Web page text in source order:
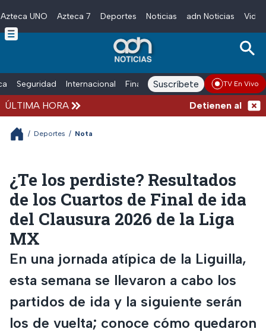
Skip to main content
Azteca UNO Azteca 7 Deportes Noticias adn Noticias
Seguridad Internacional Finanzas adn Noticias Radio
Suscríbete TV En Vivo
ÚLTIMA HORA Detienen al
/ Deportes / Nota
¿Te los perdiste? Resultados
de los Cuartos de Final de ida
del Clausura 2026 de la Liga
MX
En una jornada atípica de la Liguilla,
esta semana se llevaron a cabo los
partidos de ida y la siguiente serán
los de vuelta; conoce cómo quedaron